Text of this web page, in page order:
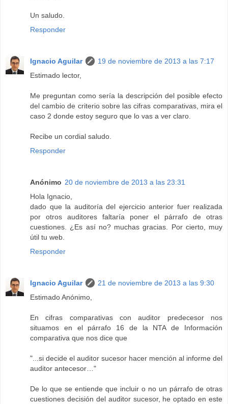
Un saludo.
Responder
Ignacio Aguilar
19 de noviembre de 2013 a las 7:17
Estimado lector,
Me preguntan como sería la descripción del posible efecto
del cambio de criterio sobre las cifras comparativas, mira el
caso 2 donde estoy seguro que lo vas a ver claro.
Recibe un cordial saludo.
Responder
Anónimo 20 de noviembre de 2013 a las 23:31
Hola Ignacio,
dado que la auditoría del ejercicio anterior fuer realizada
por otros auditores faltaría poner el párrafo de otras
cuestiones. ¿Es así no? muchas gracias. Por cierto, muy
útil tu web.
Responder
Ignacio Aguilar
21 de noviembre de 2013 a las 9:30
Estimado Anónimo,
En cifras comparativas con auditor predecesor nos
situamos en el párrafo 16 de la NTA de Información
comparativa que nos dice que
"...si decide el auditor sucesor hacer mención al informe del
auditor antecesor…"
De lo que se entiende que incluir o no un párrafo de otras
cuestiones decisión del auditor sucesor, he optado en este